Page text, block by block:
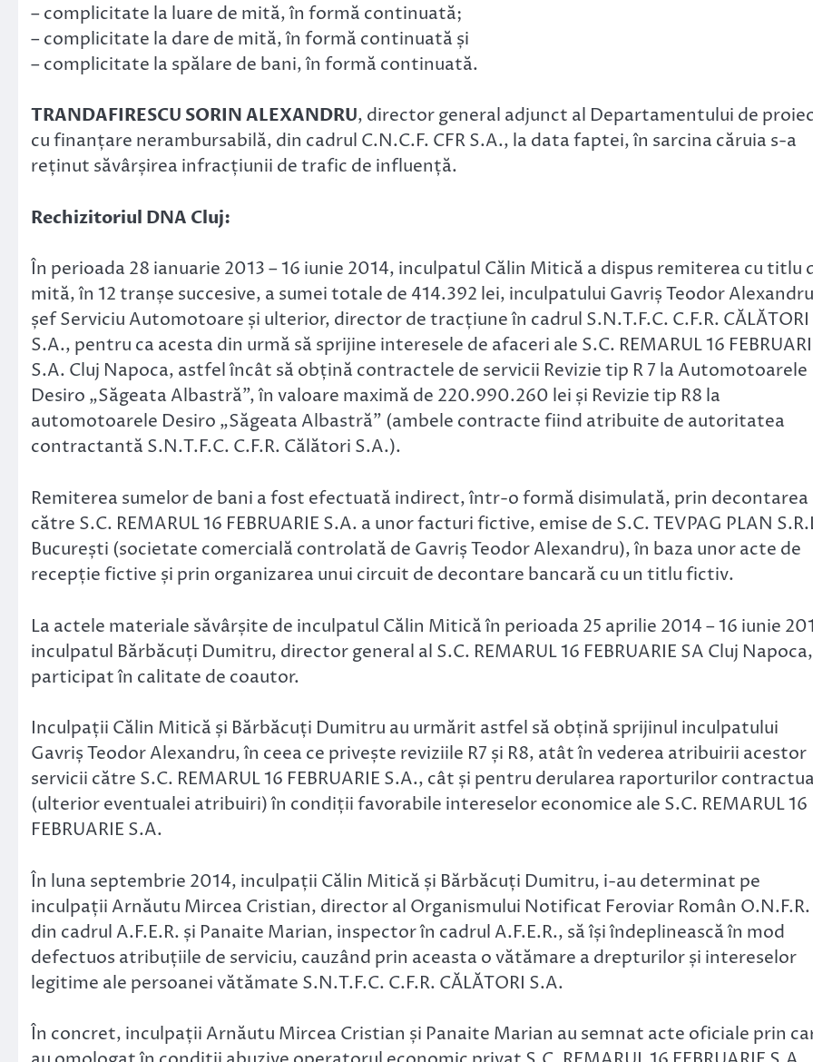
– complicitate la luare de mită, în formă continuată;
– complicitate la dare de mită, în formă continuată și
– complicitate la spălare de bani, în formă continuată.
TRANDAFIRESCU SORIN ALEXANDRU, director general adjunct al Departamentului de
cu finanțare nerambursabilă, din cadrul C.N.C.F. CFR S.A., la data faptei, în sarcina căruia s-a
reținut săvârșirea infracțiunii de trafic de influență.
Rechizitoriul DNA Cluj:
În perioada 28 ianuarie 2013 – 16 iunie 2014, inculpatul Călin Mitică a dispus remiterea cu titlu
mită, în 12 tranșe succesive, a sumei totale de 414.392 lei, inculpatului Gavriș Teodor
șef Serviciu Automotoare și ulterior, director de tracțiune în cadrul S.N.T.F.C. C.F.R. CĂLĂTORI
S.A., pentru ca acesta din urmă să sprijine interesele de afaceri ale S.C. REMARUL 16
S.A. Cluj Napoca, astfel încât să obțină contractele de servicii Revizie tip R 7 la Automotoarele
Desiro „Săgeata Albastră”, în valoare maximă de 220.990.260 lei și Revizie tip R8 la
automotoarele Desiro „Săgeata Albastră” (ambele contracte fiind atribuite de autoritatea
contractantă S.N.T.F.C. C.F.R. Călători S.A.).
Remiterea sumelor de bani a fost efectuată indirect, într-o formă disimulată, prin decontarea
către S.C. REMARUL 16 FEBRUARIE S.A. a unor facturi fictive, emise de S.C. TEVPAG PLAN
București (societate comercială controlată de Gavriș Teodor Alexandru), în baza unor acte de
recepție fictive și prin organizarea unui circuit de decontare bancară cu un titlu fictiv.
La actele materiale săvârșite de inculpatul Călin Mitică în perioada 25 aprilie 2014 – 16 iunie
inculpatul Bărbăcuți Dumitru, director general al S.C. REMARUL 16 FEBRUARIE SA Cluj
participat în calitate de coautor.
Inculpații Călin Mitică și Bărbăcuți Dumitru au urmărit astfel să obțină sprijinul inculpatului
Gavriș Teodor Alexandru, în ceea ce privește reviziile R7 și R8, atât în vederea atribuirii acestor
servicii către S.C. REMARUL 16 FEBRUARIE S.A., cât și pentru derularea raporturilor
(ulterior eventualei atribuiri) în condiții favorabile intereselor economice ale S.C. REMARUL 16
FEBRUARIE S.A.
În luna septembrie 2014, inculpații Călin Mitică și Bărbăcuți Dumitru, i-au determinat pe
inculpații Arnăutu Mircea Cristian, director al Organismului Notificat Feroviar Român O.N.F.R.
din cadrul A.F.E.R. și Panaite Marian, inspector în cadrul A.F.E.R., să își îndeplinească în mod
defectuos atribuțiile de serviciu, cauzând prin aceasta o vătămare a drepturilor și intereselor
legitime ale persoanei vătămate S.N.T.F.C. C.F.R. CĂLĂTORI S.A.
În concret, inculpații Arnăutu Mircea Cristian și Panaite Marian au semnat acte oficiale prin